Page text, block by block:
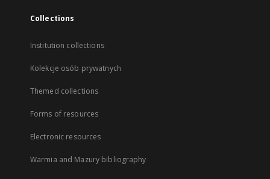
Collections
Institution collections
Kolekcje osób prywatnych
Themed collections
Forms of resources
Electronic resources
Warmia and Mazury bibliography